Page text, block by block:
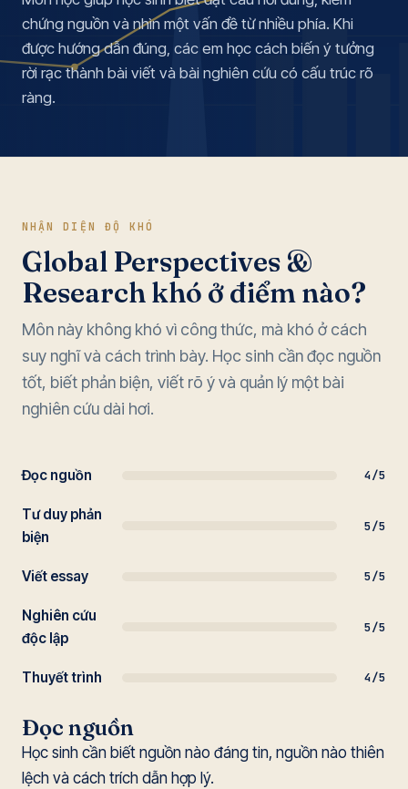
chứng nguồn và nhìn một vấn đề từ nhiều phía. Khi
được hướng dẫn đúng, các em học cách biến ý tưởng
rời rạc thành bài viết và bài nghiên cứu có cấu trúc rõ
ràng.
NHẬN DIỆN ĐỘ KHÓ
Global Perspectives &
Research khó ở điểm nào?
Môn này không khó vì công thức, mà khó ở cách
suy nghĩ và cách trình bày. Học sinh cần đọc nguồn
tốt, biết phản biện, viết rõ ý và quản lý một bài
nghiên cứu dài hơi.
Đọc nguồn 4/5
Tư duy phản
biện
5/5
Viết essay 5/5
Nghiên cứu
độc lập
5/5
Thuyết trình 4/5
Đọc nguồn
Học sinh cần biết nguồn nào đáng tin, nguồn nào thiên
lệch và cách trích dẫn hợp lý.